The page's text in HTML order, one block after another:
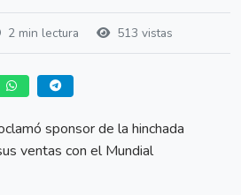
2 min lectura 513 vistas